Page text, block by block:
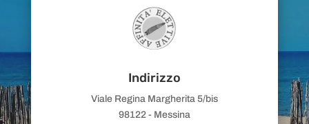
Indirizzo
Viale Regina Margherita 5/bis
98122 - Messina